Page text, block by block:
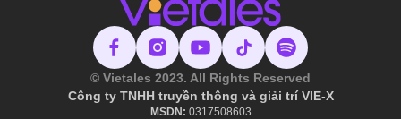
© Vietales 2023. All Rights Reserved
Công ty TNHH truyền thông và giải trí VIE-X
MSDN: ​ 0317508603